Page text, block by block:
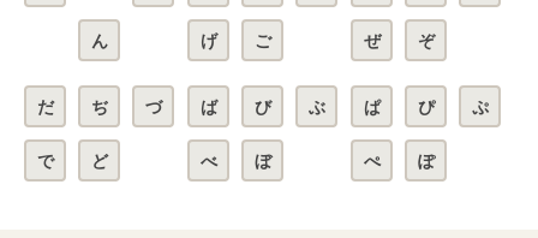
ん げ ご ぜ ぞ
だ ぢ づ
で ど
ば び ぶ
べ ぼ
ぱ ぴ ぷ
ぺ ぽ